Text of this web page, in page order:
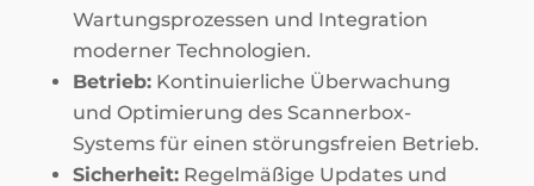
Wartungsprozessen und Integration
moderner Technologien.
Betrieb:Kontinuierliche Überwachung
und Optimierung des Scannerbox-
Systems für einen störungsfreien Betrieb.
Sicherheit:Regelmäßige Updates und